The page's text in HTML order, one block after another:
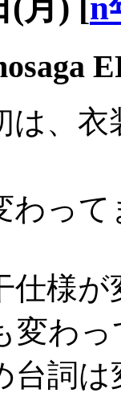
(月) [n
は、
わって
仕様
変わ
台詞